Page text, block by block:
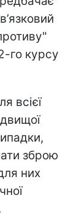
го курсу
всієї
зброю
них